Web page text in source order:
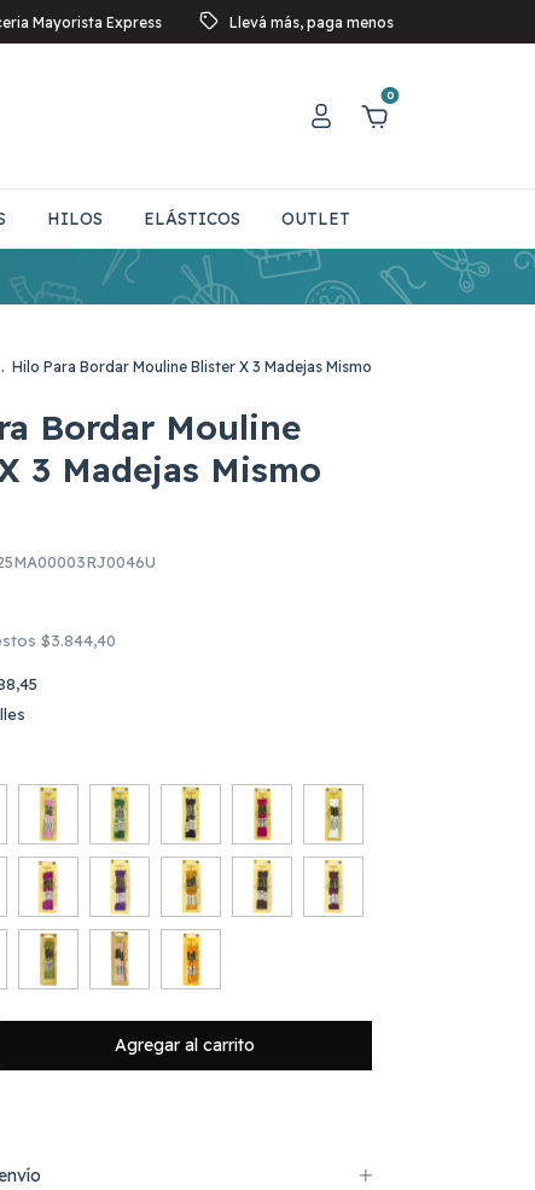
Mayorista Express Llevá más, paga menos
0
HILOS ELÁSTICOS OUTLET
. Hilo Para Bordar Mouline Blister X 3 Madejas Mismo
Bordar Mouline
3 Madejas Mismo
$3.844,40